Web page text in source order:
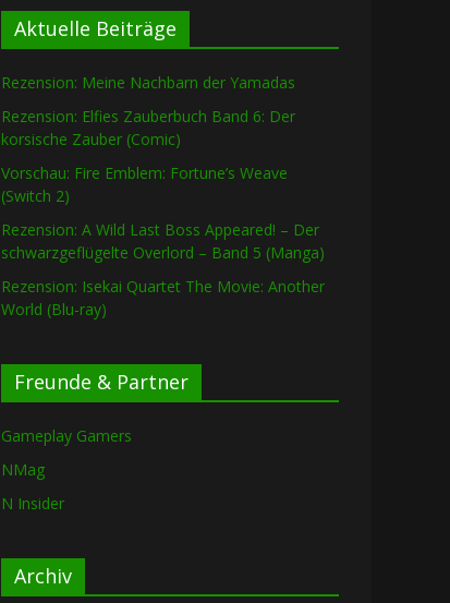
Aktuelle Beiträge
Rezension: Meine Nachbarn der Yamadas
Rezension: Elfies Zauberbuch Band 6: Der
korsische Zauber (Comic)
Vorschau: Fire Emblem: Fortune’s Weave
(Switch 2)
Rezension: A Wild Last Boss Appeared! – Der
schwarzgeflügelte Overlord – Band 5 (Manga)
Rezension: Isekai Quartet The Movie: Another
World (Blu-ray)
Freunde & Partner
Gameplay Gamers
NMag
N Insider
Archiv